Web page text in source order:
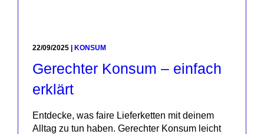
22/09/2025 |KONSUM
Gerechter Konsum – einfach
erklärt
Entdecke, was faire Lieferketten mit deinem
Alltag zu tun haben. Gerechter Konsum leicht